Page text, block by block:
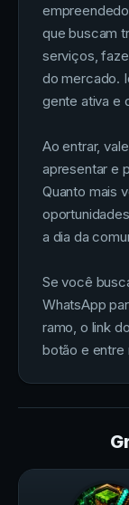
que buscam
serviços,
do mercado.
gente ativa e
Ao entrar,
apresentar e
Quanto mais
a dia da
Se você
WhatsApp
ramo, o link
botão e entre